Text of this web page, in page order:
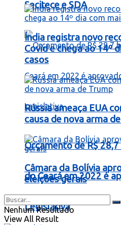
Secitece e SDA
Orçamento de R$
do Ceará em 2022 é
Legislativa
Índia registra novo
Covid e chega ao 14º
casos
Rússia ameaça EUA
causa de nova arma
Câmara da Bolívia
eleições gerais
Nenhum Resultado
View All Result